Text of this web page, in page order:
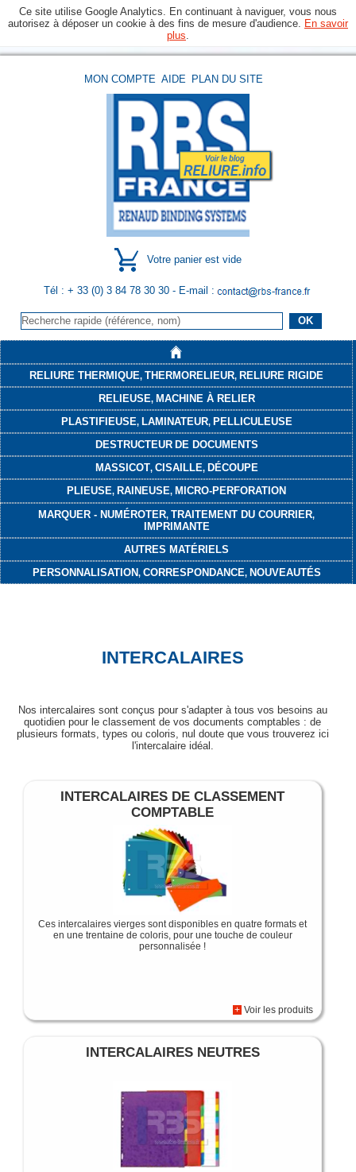
Ce site utilise Google Analytics. En continuant à naviguer, vous nous
autorisez à déposer un cookie à des fins de mesure d'audience. En savoir
plus
MON COMPTE AIDE PLAN DU SITE
Votre panier est vide
Tél : + 33 (0) 3 84 78 30 30 - E-mail :
RELIURE THERMIQUE,THERMORELIEUR, RELIURE RIGIDE
RELIEUSE, MACHINE À RELIER
PLASTIFIEUSE, LAMINATEUR, PELLICULEUSE
DESTRUCTEUR DE DOCUMENTS
MASSICOT, CISAILLE, DÉCOUPE
PLIEUSE, RAINEUSE, MICRO-PERFORATION
MARQUER - NUMÉROTER,TRAITEMENT DU COURRIER,
IMPRIMANTE
AUTRES MATÉRIELS
PERSONNALISATION, CORRESPONDANCE, NOUVEAUTÉS
INTERCALAIRES
Nos intercalaires sont conçus pour s'adapter à tous vos besoins au
quotidien pour le classement de vos documents comptables : de
plusieurs formats, types ou coloris, nul doute que vous trouverez ici
l'intercalaire idéal.
INTERCALAIRES DE CLASSEMENT
COMPTABLE
Ces intercalaires vierges sont disponibles en quatre formats et
en une trentaine de coloris, pour une touche de couleur
personnalisée !
+ Voir les produits
INTERCALAIRES NEUTRES